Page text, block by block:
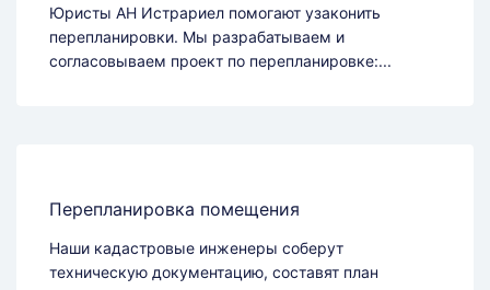
Юристы АН Истрариел помогают узаконить
перепланировки. Мы разрабатываем и
согласовываем проект по перепланировке:...
Перепланировка помещения
Наши кадастровые инженеры соберут
техническую документацию, составят план